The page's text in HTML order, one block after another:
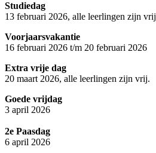
Studiedag
13 februari 2026, alle leerlingen zijn vrij
Voorjaarsvakantie
16 februari 2026 t/m 20 februari 2026
Extra vrije dag
20 maart 2026, alle leerlingen zijn vrij.
Goede vrijdag
3 april 2026
2e Paasdag
6 april 2026